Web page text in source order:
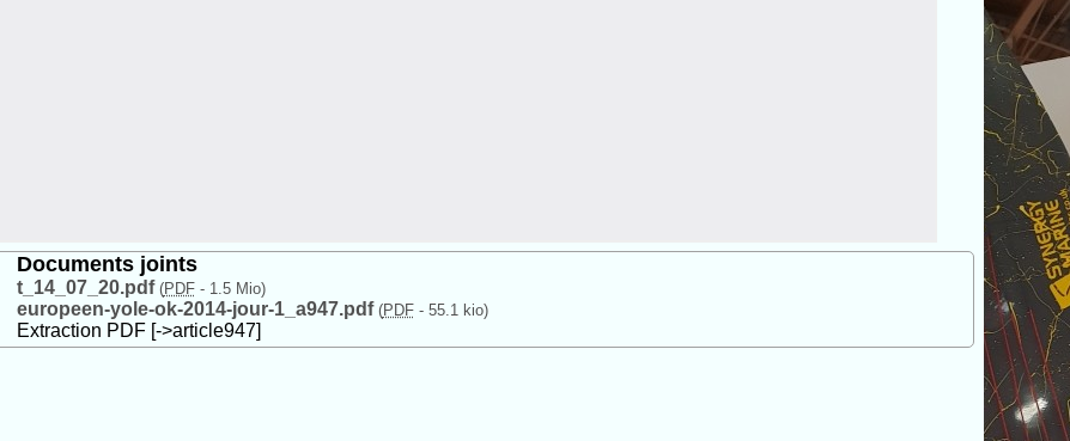
Documents joints
t_14_07_20.pdf (PDF- 1.5 Mio)
europeen-yole-ok-2014-jour-1_a947.pdf (PDF- 55.1 kio)
Extraction PDF [->article947]